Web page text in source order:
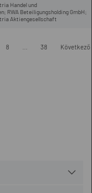
Handel und
RWA Beteiligungsholding GmbH;
Aktiengesellschaft
8 38 Következő